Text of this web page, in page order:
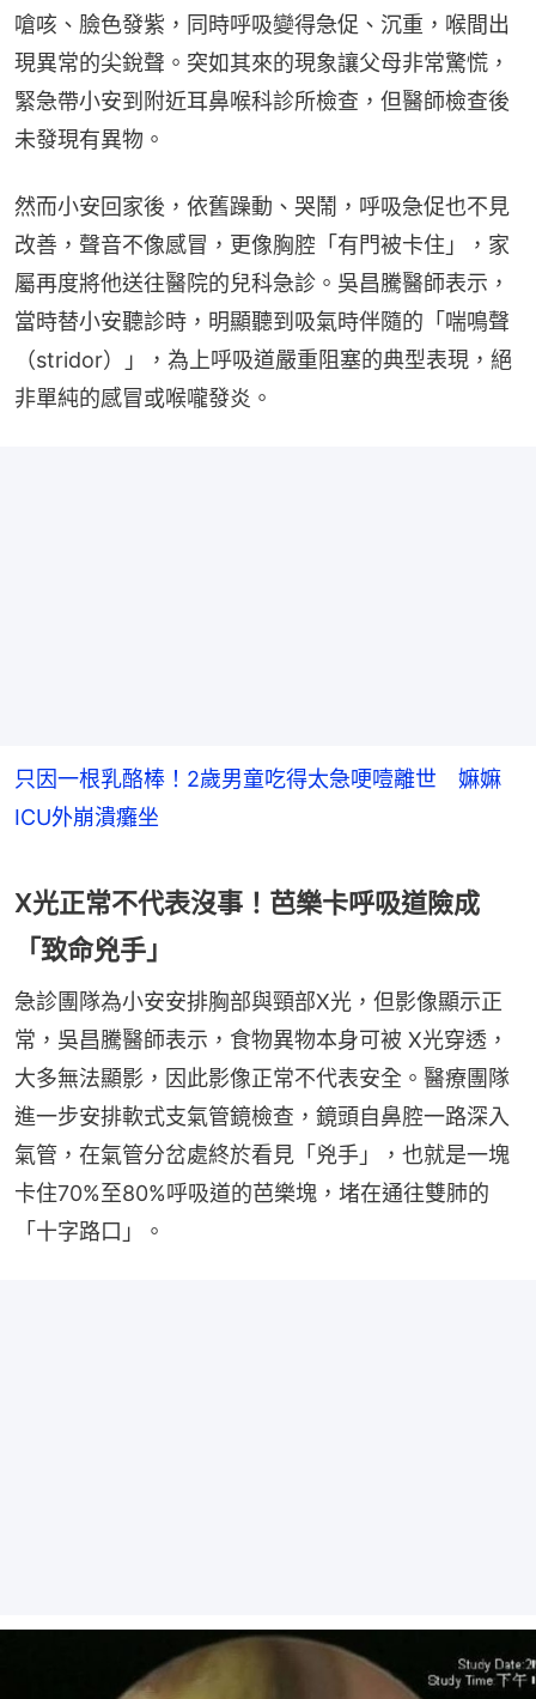
嗆咳、臉色發紫，同時呼吸變得急促、沉重，喉間出
現異常的尖銳聲。突如其來的現象讓父母非常驚慌，
緊急帶小安到附近耳鼻喉科診所檢查，但醫師檢查後
未發現有異物。
然而小安回家後，依舊躁動、哭鬧，呼吸急促也不見
改善，聲音不像感冒，更像胸腔「有門被卡住」，家
屬再度將他送往醫院的兒科急診。吳昌騰醫師表示，
當時替小安聽診時，明顯聽到吸氣時伴隨的「喘鳴聲
（stridor）」，為上呼吸道嚴重阻塞的典型表現，絕
非單純的感冒或喉嚨發炎。
只因一根乳酪棒！2歲男童吃得太急哽噎離世 嫲嫲
ICU外崩潰癱坐
X光正常不代表沒事！芭樂卡呼吸道險成
「致命兇手」
急診團隊為小安安排胸部與頸部X光，但影像顯示正
常，吳昌騰醫師表示，食物異物本身可被 X光穿透，
大多無法顯影，因此影像正常不代表安全。醫療團隊
進一步安排軟式支氣管鏡檢查，鏡頭自鼻腔一路深入
氣管，在氣管分岔處終於看見「兇手」，也就是一塊
卡住70%至80%呼吸道的芭樂塊，堵在通往雙肺的
「十字路口」。